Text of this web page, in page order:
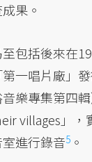
果。
至包括後來在
第一唱片廠
樂專集第四
villages」，
室進行錄音5 。